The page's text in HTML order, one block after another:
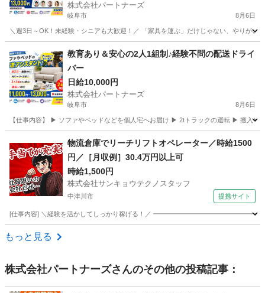
株式会社パートナーズ
岐阜市 8月6日
＼週3日～OK！未経験・シニアも大歓迎！／ 「家具を運ぶ」だけじゃない、やりが
配送 助手
教育あり＆安心の2人1組制♪経験不問の配送ドライ
バー
日給10,000円
株式会社パートナーズ
岐阜市 8月6日
【仕事内容】 ▶ ソファやベッドなどを個人宅へお届け ▶ 2tトラックの運転 ▶ 搬入や
配送 給料
物流倉庫でリーチリフトオペレーター／時給1500
円／［月収例］30.4万円以上可
時給1,500円
株式会社サンキョウテクノスタッフ
中津川市 提携サイト
[仕事内容] ＼経験を活かしてしっかり稼げる！／ ━━━━━━━━━━━━━━━━━ ◎高時
岐阜 中津川市
もっと見る
株式会社パートナーズさんのその他の投稿記事：